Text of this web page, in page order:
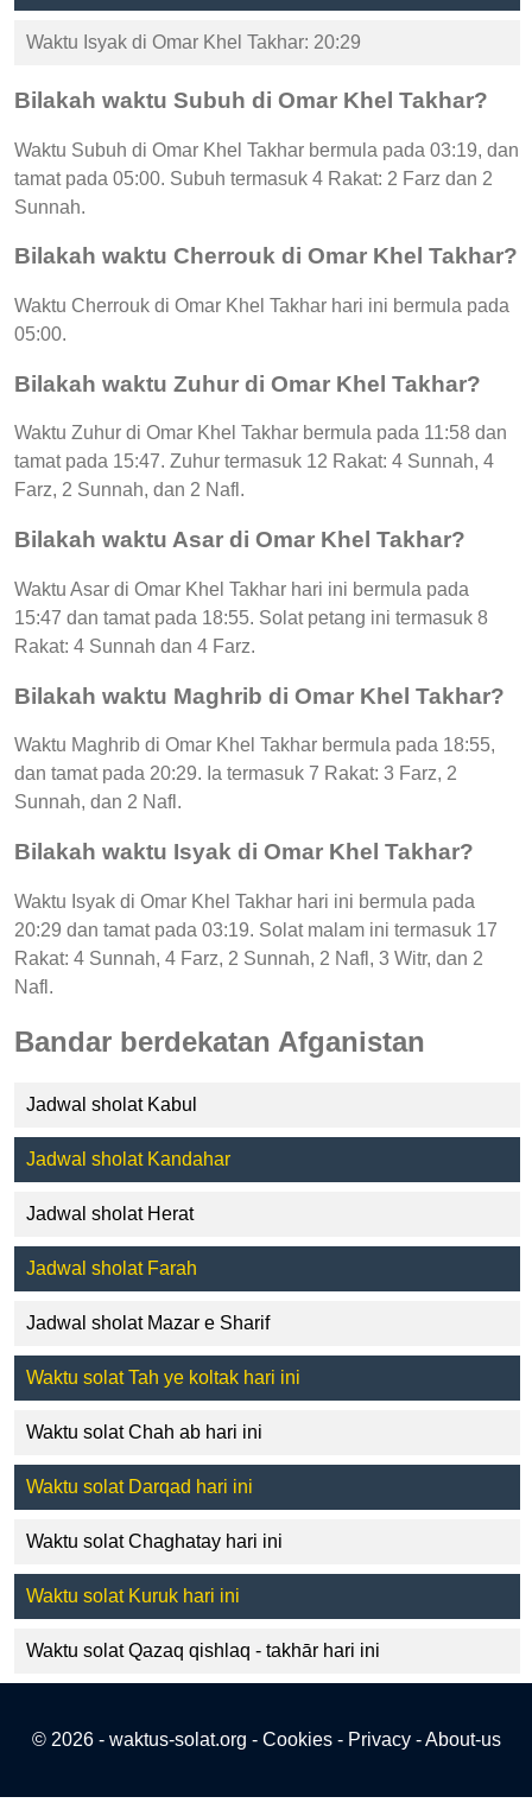
Waktu Isyak di Omar Khel Takhar: 20:29
Bilakah waktu Subuh di Omar Khel Takhar?
Waktu Subuh di Omar Khel Takhar bermula pada 03:19, dan
tamat pada 05:00. Subuh termasuk 4 Rakat: 2 Farz dan 2
Sunnah.
Bilakah waktu Cherrouk di Omar Khel Takhar?
Waktu Cherrouk di Omar Khel Takhar hari ini bermula pada
05:00.
Bilakah waktu Zuhur di Omar Khel Takhar?
Waktu Zuhur di Omar Khel Takhar bermula pada 11:58 dan
tamat pada 15:47. Zuhur termasuk 12 Rakat: 4 Sunnah, 4
Farz, 2 Sunnah, dan 2 Nafl.
Bilakah waktu Asar di Omar Khel Takhar?
Waktu Asar di Omar Khel Takhar hari ini bermula pada
15:47 dan tamat pada 18:55. Solat petang ini termasuk 8
Rakat: 4 Sunnah dan 4 Farz.
Bilakah waktu Maghrib di Omar Khel Takhar?
Waktu Maghrib di Omar Khel Takhar bermula pada 18:55,
dan tamat pada 20:29. Ia termasuk 7 Rakat: 3 Farz, 2
Sunnah, dan 2 Nafl.
Bilakah waktu Isyak di Omar Khel Takhar?
Waktu Isyak di Omar Khel Takhar hari ini bermula pada
20:29 dan tamat pada 03:19. Solat malam ini termasuk 17
Rakat: 4 Sunnah, 4 Farz, 2 Sunnah, 2 Nafl, 3 Witr, dan 2
Nafl.
Bandar berdekatan Afganistan
Jadwal sholat Kabul
Jadwal sholat Kandahar
Jadwal sholat Herat
Jadwal sholat Farah
Jadwal sholat Mazar e Sharif
Waktu solat Tah ye koltak hari ini
Waktu solat Chah ab hari ini
Waktu solat Darqad hari ini
Waktu solat Chaghatay hari ini
Waktu solat Kuruk hari ini
Waktu solat Qazaq qishlaq - takhār hari ini
© 2026 - waktus-solat.org - Cookies- Privacy-About-us